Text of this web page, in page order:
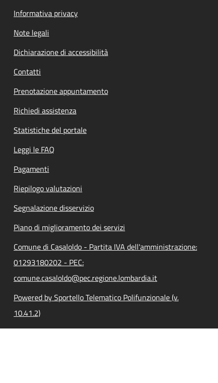
Informativa privacy
Note legali
Dichiarazione di accessibilità
Contatti
Prenotazione appuntamento
Richiedi assistenza
Statistiche del portale
Leggi le FAQ
Pagamenti
Riepilogo valutazioni
Segnalazione disservizio
Piano di miglioramento dei servizi
Comune di Casaloldo - Partita IVA dell'amministrazione:
01293180202 - PEC:
comune.casaloldo@pec.regione.lombardia.it
Powered by Sportello Telematico Polifunzionale (v.
10.41.2)